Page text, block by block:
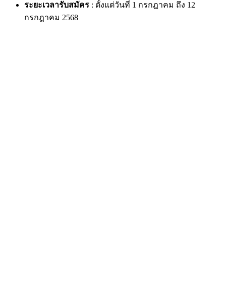
ระยะเวลารับสมัคร : ตั้งแต่วันที่ 1 กรกฎาคม ถึง 12
กรกฎาคม 2568